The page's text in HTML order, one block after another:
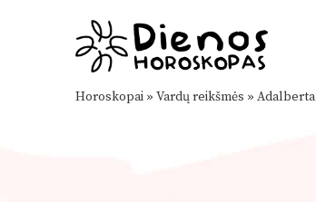
Horoskopai » Vardų reikšmės » Adalberta